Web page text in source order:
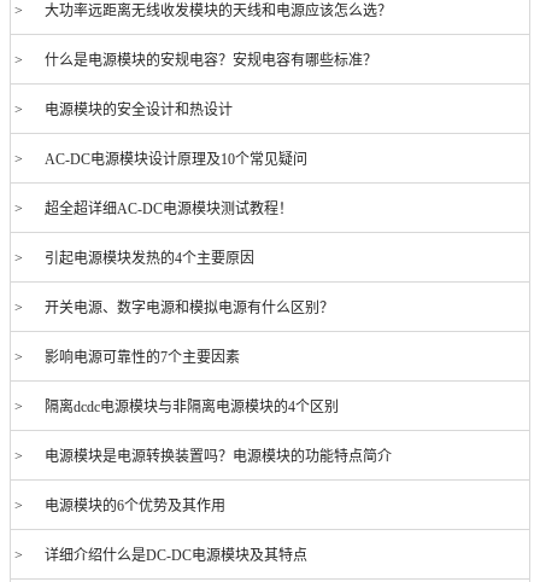
> 大功率远距离无线收发模块的天线和电源应该怎么选？
> 什么是电源模块的安规电容？安规电容有哪些标准？
> 电源模块的安全设计和热设计
> AC-DC电源模块设计原理及10个常见疑问
> 超全超详细AC-DC电源模块测试教程！
> 引起电源模块发热的4个主要原因
> 开关电源、数字电源和模拟电源有什么区别？
> 影响电源可靠性的7个主要因素
> 隔离dcdc电源模块与非隔离电源模块的4个区别
> 电源模块是电源转换装置吗？电源模块的功能特点简介
> 电源模块的6个优势及其作用
> 详细介绍什么是DC-DC电源模块及其特点